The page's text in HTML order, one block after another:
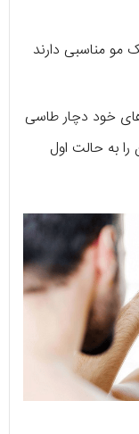
مو مناسبی دارند
خود دچار طاسی
به حالت اول